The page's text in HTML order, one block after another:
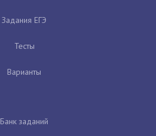
Задания ЕГЭ
Тесты
Варианты
Банк заданий